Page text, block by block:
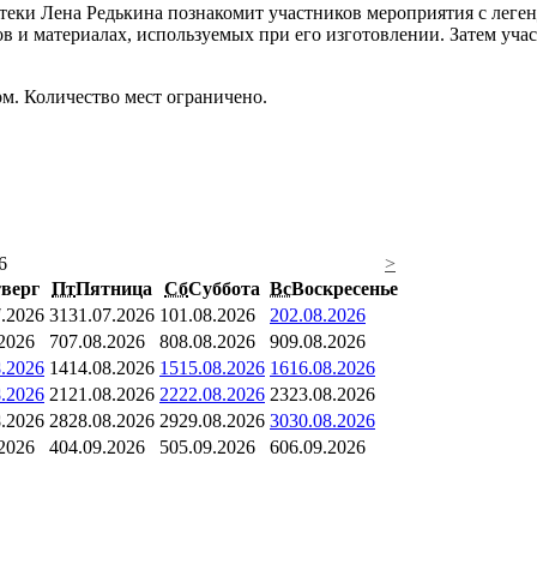
Лена Редькина познакомит участников мероприятия с
материалах, используемых при его изготовлении. Затем
Количество мест ограничено.
>
ПтПятница СбСуббота ВсВоскресенье
3131.07.2026 101.08.2026 202.08.2026
707.08.2026 808.08.2026 909.08.2026
1414.08.2026 1515.08.2026 1616.08.2026
21 21.08.2026 2222.08.2026 2323.08.2026
2828.08.2026 2929.08.2026 3030.08.2026
404.09.2026 505.09.2026 606.09.2026